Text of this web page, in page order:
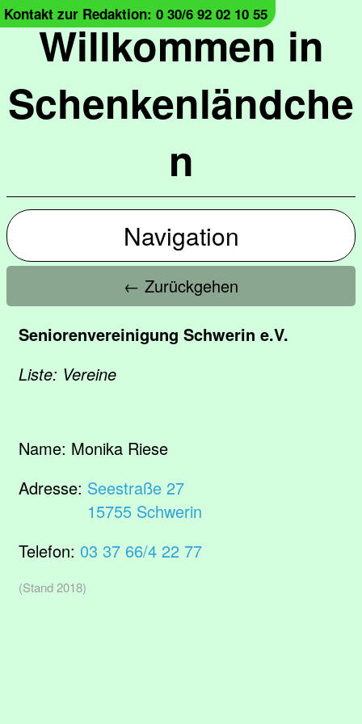
Willkommen in
Schenkenländche
n
Kontakt zur Redaktion: 0 30/6 92 02 10 55
Navigation
← Zurückgehen
Seniorenvereinigung Schwerin e.V.
Liste: Vereine
Name: Monika Riese
Adresse: Seestraße 27
15755 Schwerin
Telefon: 03 37 66/4 22 77
(Stand 2018)